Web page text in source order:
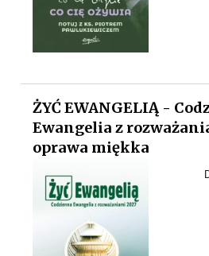
ŻYĆ EWANGELIĄ -
Ewangelia z
oprawa miękka